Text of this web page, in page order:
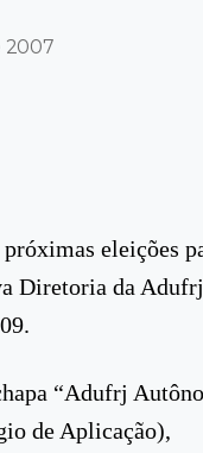
2007
eleições
Diretoria da
“Adufrj
de Aplicação),